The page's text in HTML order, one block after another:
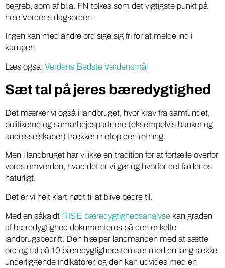
begreb, som af bl.a. FN tolkes som det vigtigste punkt på
hele Verdens dagsorden.
Ingen kan med andre ord sige sig fri for at melde ind i
kampen.
Læs også: Verdens Bedste Verdensmål
Sæt tal på jeres bæredygtighed
Det mærker vi også i landbruget, hvor krav fra samfundet,
politikerne og samarbejdspartnere (eksempelvis banker og
andelsselskaber) trækker i netop dén retning.
Men i landbruget har vi ikke en tradition for at fortælle overfor
vores omverden, hvad det er vi gør og hvorfor det falder os
naturligt.
Det er vi helt klart nødt til at blive bedre til.
Med en såkaldt RISE bæredygtighedsanalyse kan graden
af bæredygtighed dokumenteres på den enkelte
landbrugsbedrift. Den hjælper landmanden med at sætte
ord og tal på 10 bæredygtighedstemaer med en lang række
underliggende indikatorer, og den kan udvides med en